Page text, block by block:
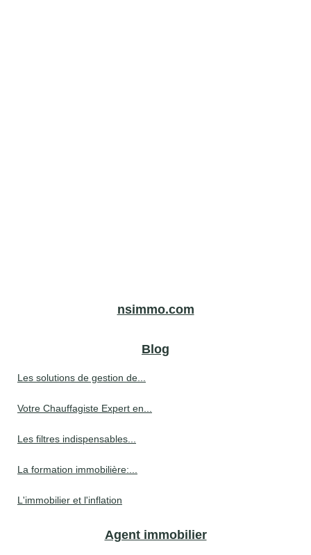
nsimmo.com
Blog
Les solutions de gestion de...
Votre Chauffagiste Expert en...
Les filtres indispensables...
La formation immobilière:...
L'immobilier et l'inflation
Agent immobilier